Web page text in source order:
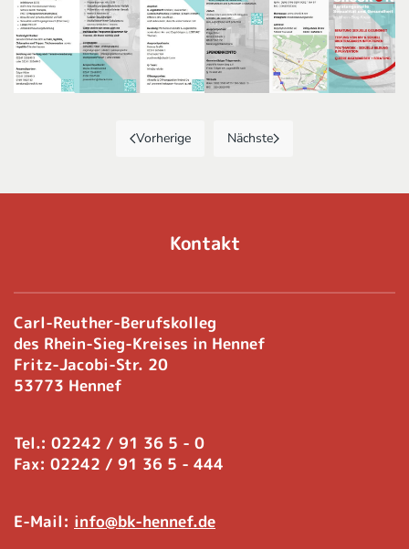
Vorherige Nächste
Kontakt
Carl-Reuther-Berufskolleg
des Rhein-Sieg-Kreises in Hennef
Fritz-Jacobi-Str. 20
53773 Hennef
Tel.: 02242 / 91 36 5 - 0
Fax: 02242 / 91 36 5 - 444
E-Mail: info@bk-hennef.de